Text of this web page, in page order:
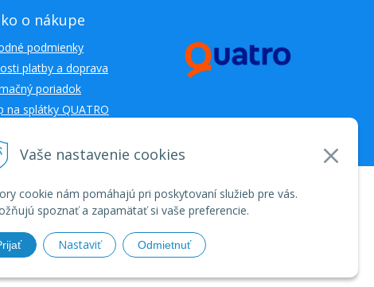
Vaše nastavenie cookies
cookie nám pomáhajú pri poskytovaní služieb pre vás.
spoznať a zapamätať si vaše preferencie.
Nastaviť Odmietnuť
o nákupe
podmienky
platby a doprava
poriadok
na splátky QUATRO
WEBYGROUP • dbartzvyšovanie návštevnosti•